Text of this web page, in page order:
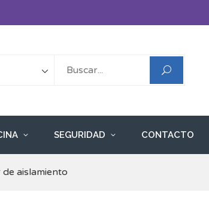
SEGURIDAD CONTACTO
aislamiento